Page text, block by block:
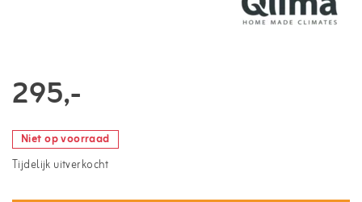
295,-
Niet op voorraad
Tijdelijk uitverkocht